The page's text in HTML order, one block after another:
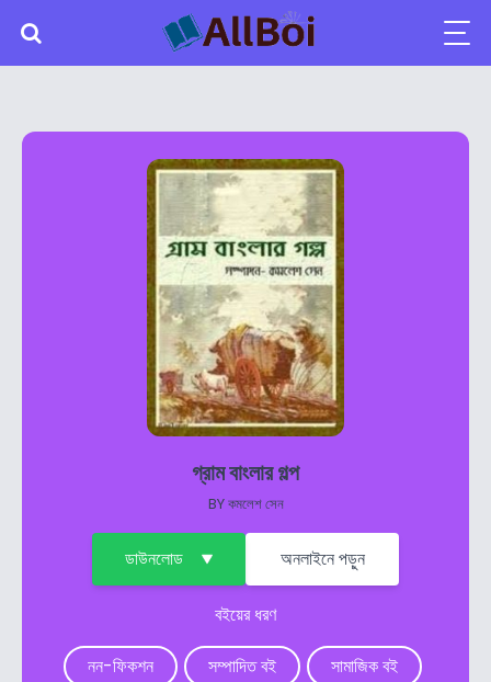
গ্রাম বাংলার গল্প
BYকমলেশ সেন
ডাউনলোড অনলাইনে পড়ুন
বইয়ের ধরণ
নন-ফিকশন সম্পাদিত বই সামাজিক বই